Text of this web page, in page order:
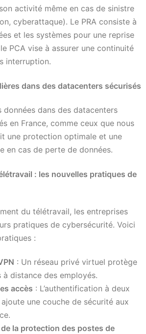
activité même en cas de sinistre
cyberattaque). Le PRA consiste à
et les systèmes pour une reprise
PCA vise à assurer une continuité
interruption.
dans des datacenters sécurisés
données dans des datacenters
en France, comme ceux que nous
une protection optimale et une
en cas de perte de données.
: les nouvelles pratiques de
du télétravail, les entreprises
pratiques de cybersécurité. Voici
:
: Un réseau privé virtuel protège
à distance des employés.
accès : L’authentification à deux
une couche de sécurité aux
la protection des postes de